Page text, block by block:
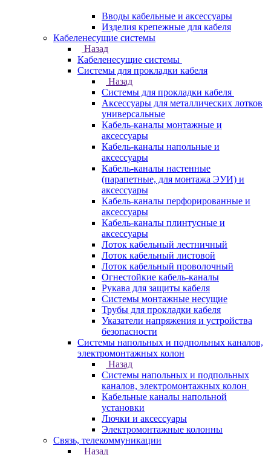
Вводы кабельные и аксессуары
Изделия крепежные для кабеля
Кабеленесущие системы
Назад
Кабеленесущие системы
Системы для прокладки кабеля
Назад
Системы для прокладки кабеля
Аксессуары для металлических лотков
универсальные
Кабель-каналы монтажные и
аксессуары
Кабель-каналы напольные и
аксессуары
Кабель-каналы настенные
(парапетные, для монтажа ЭУИ) и
аксессуары
Кабель-каналы перфорированные и
аксессуары
Кабель-каналы плинтусные и
аксессуары
Лоток кабельный лестничный
Лоток кабельный листовой
Лоток кабельный проволочный
Огнестойкие кабель-каналы
Рукава для защиты кабеля
Системы монтажные несущие
Трубы для прокладки кабеля
Указатели напряжения и устройства
безопасности
Системы напольных и подпольных каналов,
электромонтажных колон
Назад
Системы напольных и подпольных
каналов, электромонтажных колон
Кабельные каналы напольной
установки
Лючки и аксессуары
Электромонтажные колонны
Связь, телекоммуникации
Назад